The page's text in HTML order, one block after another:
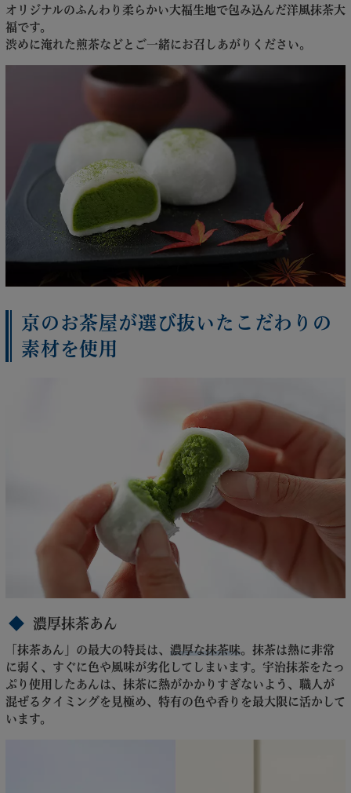
オリジナルのふんわり柔らかい大福生地で包み込んだ洋風抹茶大
福です。
渋めに淹れた煎茶などとご一緒にお召しあがりください。
京のお茶屋が選び抜いたこだわりの
素材を使用
濃厚抹茶あん
「抹茶あん」の最大の特長は、 濃厚な抹茶味。抹茶は熱に非常
に弱く、すぐに色や風味が劣化してしまいます。宇治抹茶をたっ
ぷり使用したあんは、抹茶に熱がかかりすぎないよう、職人が
混ぜるタイミングを見極め、特有の色や香りを最大限に活かして
います。